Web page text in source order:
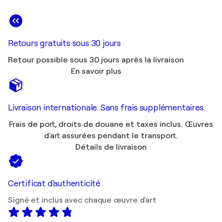
Retours gratuits sous 30 jours
Retour possible sous 30 jours après la livraison
En savoir plus
Livraison internationale. Sans frais supplémentaires.
Frais de port, droits de douane et taxes inclus. Œuvres
d'art assurées pendant le transport.
Détails de livraison
Certificat d'authenticité
Signé et inclus avec chaque œuvre d'art